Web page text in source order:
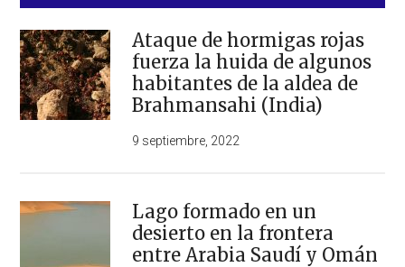
Ataque de hormigas rojas
fuerza la huida de algunos
habitantes de la aldea de
Brahmansahi (India)
9 septiembre, 2022
Lago formado en un
desierto en la frontera
entre Arabia Saudí y Omán